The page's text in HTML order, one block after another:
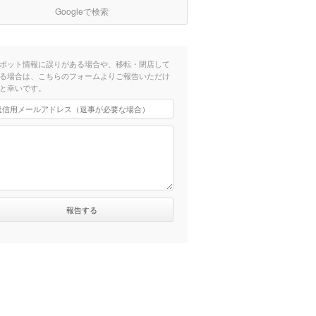
Googleで検索
ット情報に誤りがある場合や、移転・閉店して
場合は、こちらのフォームよりご報告いただけ
幸いです。